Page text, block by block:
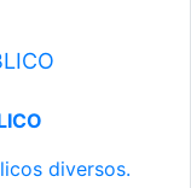
diversos.